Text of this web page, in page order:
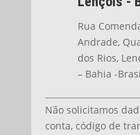
Rua
Andrade,
dos Rios,
– Bahia -
Não solicitamos
conta, código de